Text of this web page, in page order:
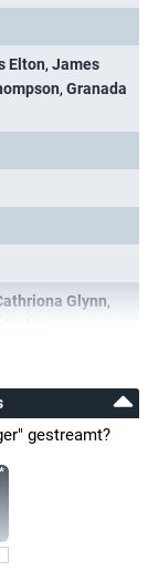
Elton, James
, Granada
Glynn,
gestreamt?